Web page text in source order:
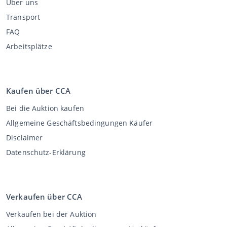
Über uns
Transport
FAQ
Arbeitsplätze
Kaufen über CCA
Bei die Auktion kaufen
Allgemeine Geschäftsbedingungen Käufer
Disclaimer
Datenschutz-Erklärung
Verkaufen über CCA
Verkaufen bei der Auktion